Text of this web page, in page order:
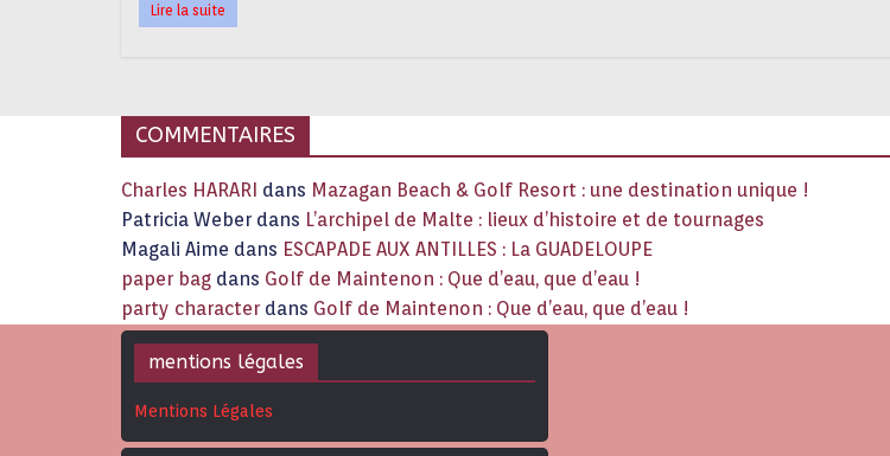
Lire la suite
COMMENTAIRES
Charles HARARI dans Mazagan Beach & Golf Resort : une destination unique !
Patricia Weber dans L’archipel de Malte : lieux d’histoire et de tournages
Magali Aime dans ESCAPADE AUX ANTILLES : La GUADELOUPE
paper bag dans Golf de Maintenon : Que d’eau, que d’eau !
party character dans Golf de Maintenon : Que d’eau, que d’eau !
mentions légales
Mentions Légales